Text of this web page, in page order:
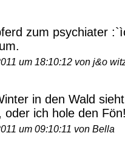
zum psychiater
um 18:10:12 von j&o
in den Wald
oder ich hole den
um 09:10:11 von Bella